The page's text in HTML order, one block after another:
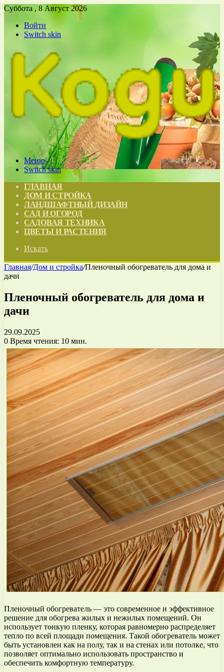
Суббота , 8 Август 2026
Войти
Switch skin
Меню
Switch skin
ГЛАВНАЯ
ДОМ И СТРОЙКА
ЛАНДШАФТНЫЙ ДИЗАЙН
САД И ОГОРОД
САДОВАЯ ТЕХНИКА
ЦВЕТЫ И РАСТЕНИЯ
Искать
Главная/Дом и стройка/Пленочный обогреватель для дома и
дачи
Пленочный обогреватель для дома и
дачи
29.09.2025
0 Время чтения: 10 мин.
Пленочный обогреватель — это современное и эффективное
решение для обогрева жилых и нежилых помещений. Он
использует тонкую пленку, которая равномерно распределяет
тепло по всей площади помещения. Такой обогреватель может
быть установлен как на полу, так и на стенах или потолке, что
позволяет оптимально использовать пространство и
обеспечить комфортную температуру.